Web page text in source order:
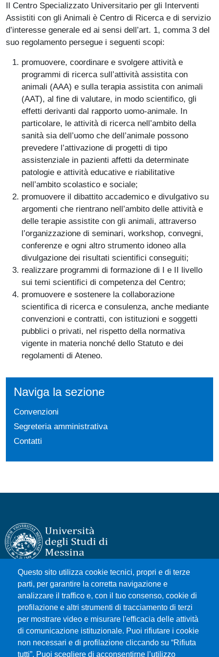
Il Centro Specializzato Universitario per gli Interventi
Assistiti con gli Animali è Centro di Ricerca e di servizio
d’interesse generale ed ai sensi dell’art. 1, comma 3 del
suo regolamento persegue i seguenti scopi:
promuovere, coordinare e svolgere attività e
programmi di ricerca sull’attività assistita con
animali (AAA) e sulla terapia assistita con animali
(AAT), al fine di valutare, in modo scientifico, gli
effetti derivanti dal rapporto uomo-animale. In
particolare, le attività di ricerca nell’ambito della
sanità sia dell’uomo che dell’animale possono
prevedere l’attivazione di progetti di tipo
assistenziale in pazienti affetti da determinate
patologie e attività educative e riabilitative
nell’ambito scolastico e sociale;
promuovere il dibattito accademico e divulgativo su
argomenti che rientrano nell’ambito delle attività e
delle terapie assistite con gli animali, attraverso
l’organizzazione di seminari, workshop, convegni,
conferenze e ogni altro strumento idoneo alla
divulgazione dei risultati scientifici conseguiti;
realizzare programmi di formazione di I e II livello
sui temi scientifici di competenza del Centro;
promuovere e sostenere la collaborazione
scientifica di ricerca e consulenza, anche mediante
convenzioni e contratti, con istituzioni e soggetti
pubblici o privati, nel rispetto della normativa
vigente in materia nonché dello Statuto e dei
regolamenti di Ateneo.
Naviga la sezione
Convenzioni
Segreteria amministrativa
Contatti
Questo sito utilizza cookie tecnici, propri e di terze
parti, per garantire la corretta navigazione e
analizzare il traffico e, con il tuo consenso, cookie di
profilazione e altri strumenti di tracciamento di terzi
per mostrare video e misurare l'efficacia delle attività
di comunicazione istituzionale. Puoi rifiutare i cookie
non necessari e di profilazione cliccando su “Rifiuta
tutti”. Puoi scegliere di acconsentirne l’utilizzo
Università degli Studi di Messina
Piazza Pugliatti, 1 - 98122 Messina
Cod. Fiscale 80004070837
P.IVA 00724160833
Centralino: 090 676 1